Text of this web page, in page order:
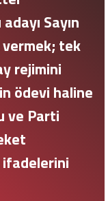
Sayın
vermek; tek
rejimini
ödevi haline
ve Parti